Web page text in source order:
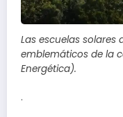
Las escuelas solares
emblemáticos de la
Energética).
.